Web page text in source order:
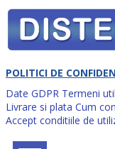
POLITICI DE
Date GDPR Termeni
Livrare si plata Cum
Accept conditiile de